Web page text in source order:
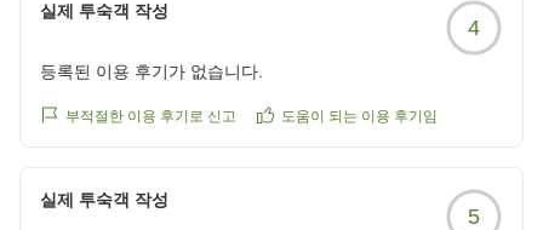
실제 투숙객 작성
4
등록된 이용 후기가 없습니다.
부적절한 이용 후기로 신고 도움이 되는 이용 후기임
실제 투숙객 작성
5